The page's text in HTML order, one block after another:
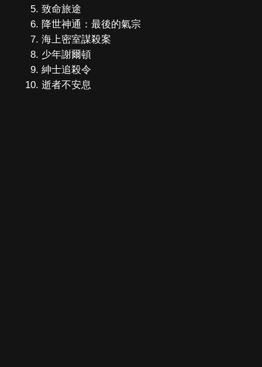
致命旅途
降世神通：最後的氣宗
海上密室謀殺案
少年謝爾頓
紳士追殺令
逝者不安息